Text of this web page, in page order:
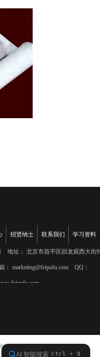
招贤纳士 联系我们 学习资料
地址： 北京市昌平区回龙观西大街9
： marketing@feipufu.com QQ：
安备11011402010520号